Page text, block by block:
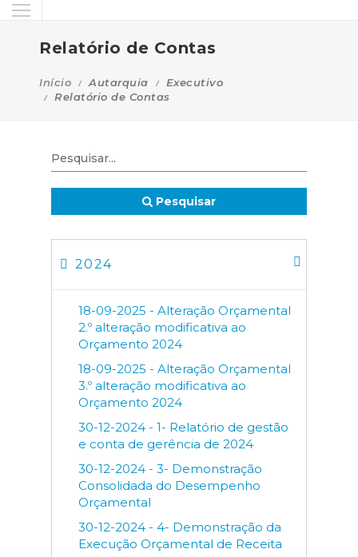
Relatório de Contas
Início Autarquia
Executivo
Relatório de Contas
Pesquisar
2024
18-09-2025 - Alteração Orçamental
2.º alteração modificativa ao
Orçamento 2024
18-09-2025 - Alteração Orçamental
3.º alteração modificativa ao
Orçamento 2024
30-12-2024 - 1- Relatório de gestão
e conta de gerência de 2024
30-12-2024 - 3- Demonstração
Consolidada do Desempenho
Orçamental
30-12-2024 - 4- Demonstração da
Execução Orçamental de Receita